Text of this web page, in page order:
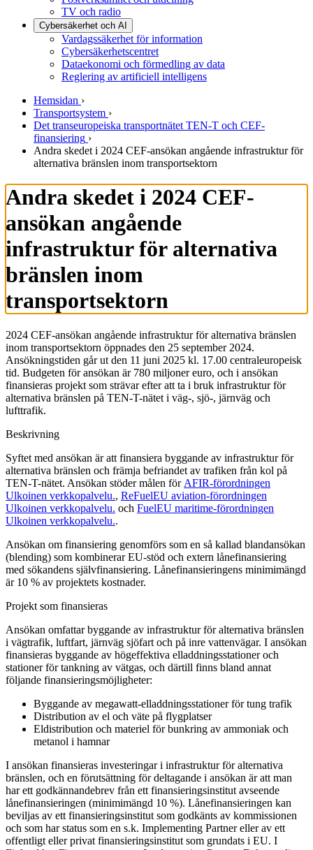
TV och radio
Cybersäkerhet och AI
Vardagssäkerhet för information
Cybersäkerhetscentret
Dataekonomi och förmedling av data
Reglering av artificiell intelligens
Hemsidan ›
Transportsystem ›
Det transeuropeiska transportnätet TEN-T och CEF-
finansiering ›
Andra skedet i 2024 CEF-ansökan angående infrastruktur för
alternativa bränslen inom transportsektorn
Andra skedet i 2024 CEF-
ansökan angående
infrastruktur för alternativa
bränslen inom
transportsektorn
2024 CEF-ansökan angående infrastruktur för alternativa bränslen
inom transportsektorn öppnades den 25 september 2024.
Ansökningstiden går ut den 11 juni 2025 kl. 17.00 centraleuropeisk
tid. Budgeten för ansökan är 780 miljoner euro, och i ansökan
finansieras projekt som strävar efter att ta i bruk infrastruktur för
alternativa bränslen på TEN-T-nätet i väg-, sjö-, järnväg och
lufttrafik.
Beskrivning
Syftet med ansökan är att finansiera byggande av infrastruktur för
alternativa bränslen och främja befriandet av trafiken från kol på
TEN-T-nätet. Ansökan stöder målen för AFIR-förordningen
Ulkoinen verkkopalvelu., ReFuelEU aviation-förordningen
Ulkoinen verkkopalvelu. och FuelEU maritime-förordningen
Ulkoinen verkkopalvelu..
Ansökan om finansiering genomförs som en så kallad blandansökan
(blending) som kombinerar EU-stöd och extern lånefinansiering
med sökandens självfinansiering. Lånefinansieringens minimimängd
är 10 % av projektets kostnader.
Projekt som finansieras
Ansökan omfattar byggande av infrastruktur för alternativa bränslen
i vägtrafik, luftfart, järnväg sjöfart och på inre vattenvägar. I ansökan
finansieras byggande av högeffektiva elladdningsstationer och
stationer för tankning av vätgas, och därtill finns bland annat
följande finansieringsmöjligheter:
Byggande av megawatt-elladdningsstationer för tung trafik
Distribution av el och väte på flygplatser
Eldistribution och materiel för bunkring av ammoniak och
metanol i hamnar
I ansökan finansieras investeringar i infrastruktur för alternativa
bränslen, och en förutsättning för deltagande i ansökan är att man
har ett godkännandebrev från ett finansieringsinstitut avseende
lånefinansieringen (minimimängd 10 %). Lånefinansieringen kan
beviljas av ett finansieringsinstitut som godkänts av kommissionen
och som har status som en s.k. Implementing Partner eller av ett
offentligt eller privat finansieringsinstitut som grundats i EU. I